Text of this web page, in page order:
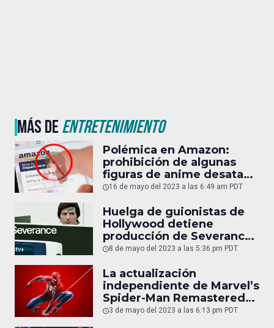
MÁS DEENTRETENIMIENTO
Polémica en Amazon:
prohibición de algunas
figuras de anime desata
controversia y debate
16 de mayo del 2023 a las 6:49 am PDT
Huelga de guionistas de
Hollywood detiene
producción de Severance,
de Apple TV Plus
8 de mayo del 2023 a las 5:36 pm PDT
La actualización
independiente de Marvel’s
Spider-Man Remastered
para PS5 tendrá un costo
3 de mayo del 2023 a las 6:13 pm PDT